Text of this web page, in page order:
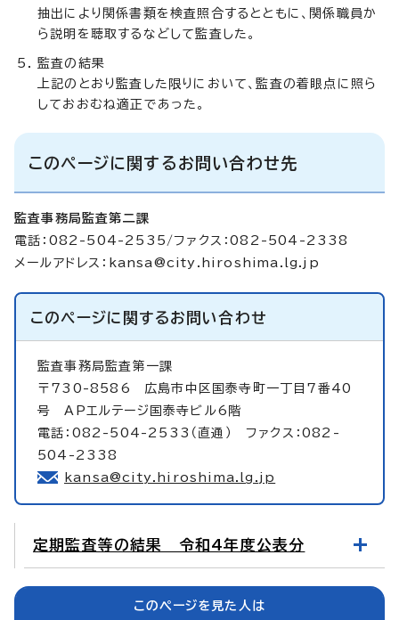
抽出により関係書類を検査照合するとともに、関係職員か
ら説明を聴取するなどして監査した。
監査の結果
上記のとおり監査した限りにおいて、監査の着眼点に照ら
しておおむね適正であった。
このページに関するお問い合わせ先
監査事務局監査第二課
電話：082-504-2535/ファクス：082-504-2338
メールアドレス： kansa@city.hiroshima.lg.jp
このページに関するお問い合わせ
監査事務局監査第一課
〒730-8586 広島市中区国泰寺町一丁目7番40
号 APエルテージ国泰寺ビル6階
電話：082-504-2533（直通） ファクス：082-
504-2338
kansa@city.hiroshima.lg.jp
定期監査等の結果 令和4年度公表分
このページを見た人は